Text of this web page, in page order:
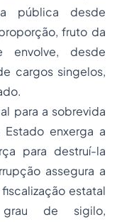
pública desde
fruto da
envolve, desde
cargos singelos,
para a sobrevida
enxerga a
para destruí-la
assegura a
estatal
grau de sigilo,